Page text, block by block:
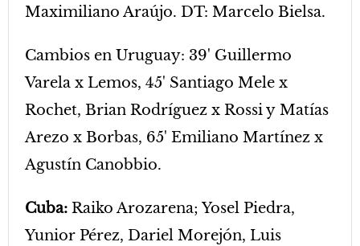
Maximiliano Araújo. DT: Marcelo Bielsa.
Cambios en Uruguay: 39' Guillermo
Varela x Lemos, 45' Santiago Mele x
Rochet, Brian Rodríguez x Rossi y Matías
Arezo x Borbas, 65' Emiliano Martínez x
Agustín Canobbio.
Cuba: Raiko Arozarena; Yosel Piedra,
Yunior Pérez, Dariel Morejón, Luis